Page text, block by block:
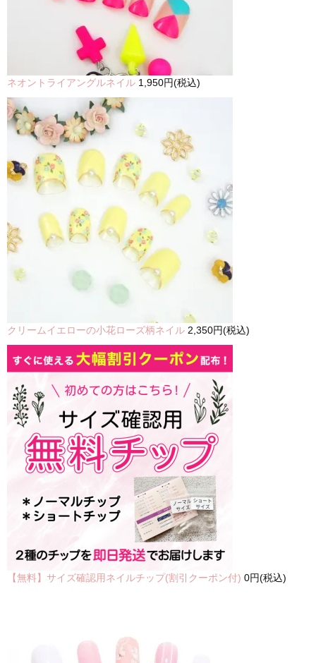
ネオントライアングルネイル 1,950円(税込)
クリームイエローの小花ローズ柄ネイル 2,350円(税込)
【無料】サイズ確認用ネイルチップ(割引クーポン付) 0円(税込)